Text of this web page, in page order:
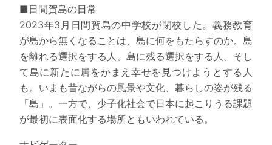
■日間賀島の日常
2023年3月日間賀島の中学校が閉校した。義務教育
が島から無くなることは、島に何をもたらすのか。島
を離れる選択をする人、島に残る選択をする人。そし
て島に新たに居をかまえ幸せを見つけようとする人
も。いまも昔ながらの風景や文化、暮らしの姿が残る
「島」。一方で、少子化社会で日本に起こりうる課題
が最初に表面化する場所ともいわれている。